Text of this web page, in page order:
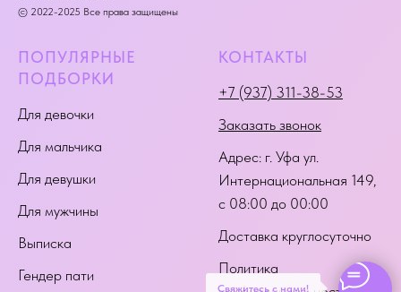
Свяжитесь с нами!
© 2022-2025 Все права защищены
ПОПУЛЯРНЫЕ
ПОДБОРКИ
Для девочки
Для мальчика
Для девушки
Для мужчины
Выписка
Гендер пати
КОНТАКТЫ
+7 (937) 311-38-53
Заказать звонок
Адрес: г. Уфа ул.
Интернациональная 149,
с 08:00 до 00:00
Доставка круглосуточно
Политика